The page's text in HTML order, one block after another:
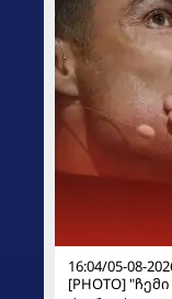
16:04/05-08-
[PHOTO]